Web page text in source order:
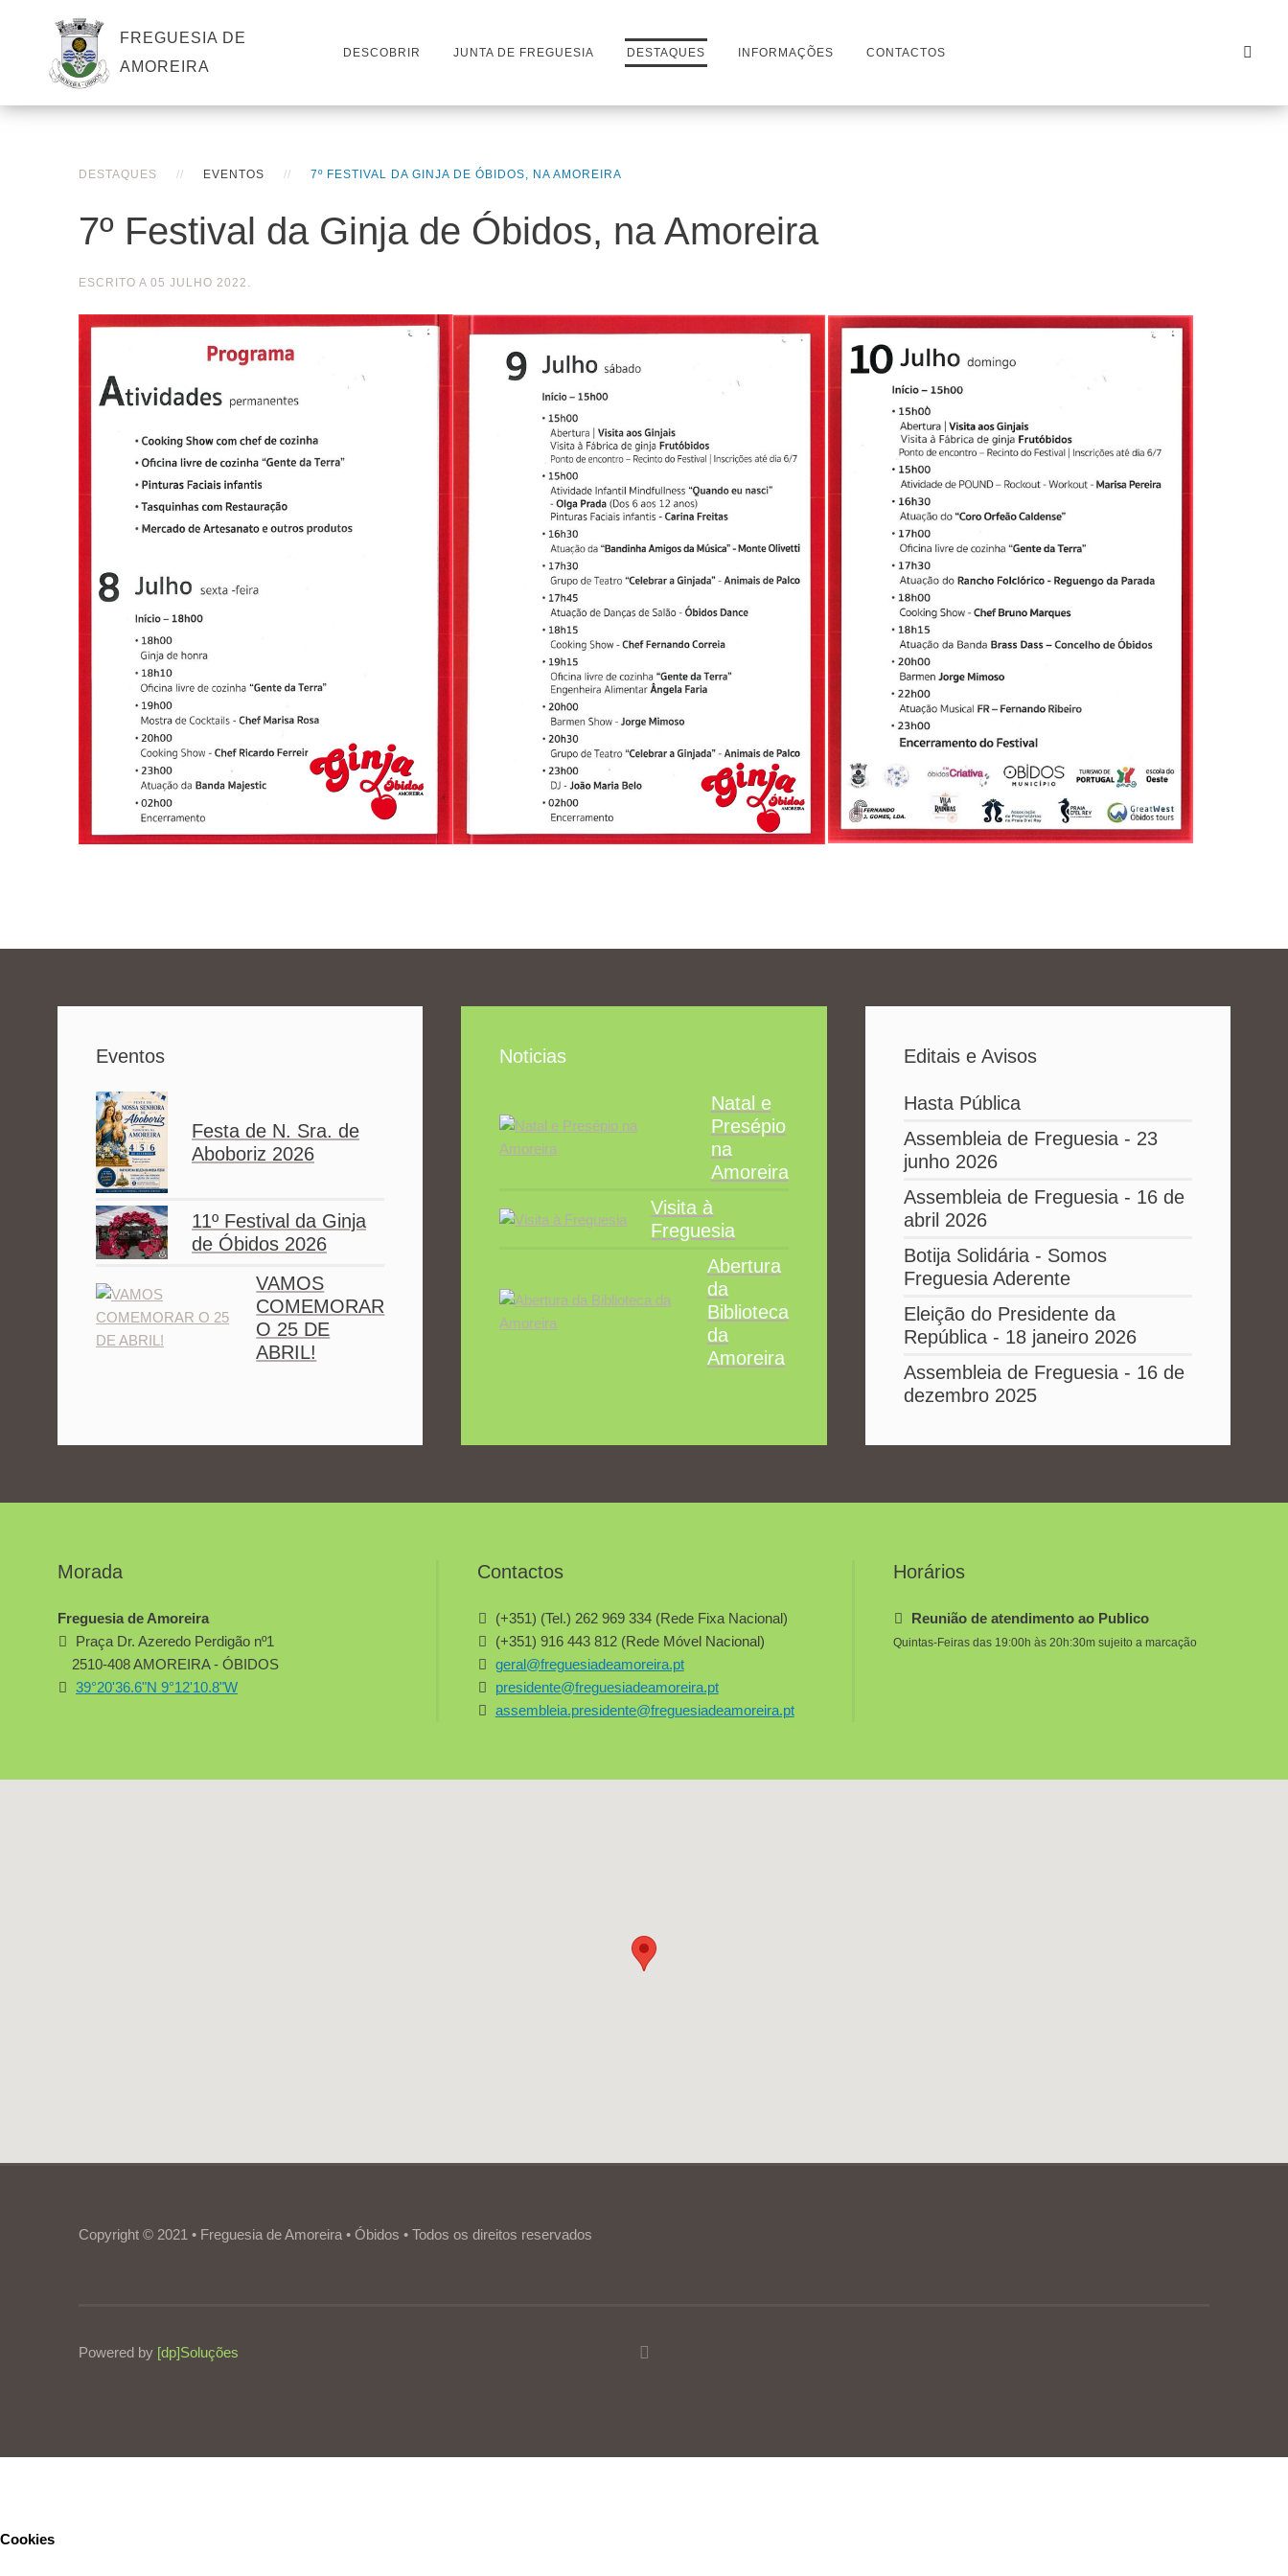
FREGUESIA DE
AMOREIRA
DESCOBRIR JUNTA DE FREGUESIA DESTAQUES INFORMAÇÕES CONTACTOS
DESTAQUES EVENTOS 7º FESTIVAL DA GINJA DE ÓBIDOS, NA AMOREIRA
7º Festival da Ginja de Óbidos, na Amoreira
ESCRITO A 05 JULHO 2022 .
Eventos
Festa de N. Sra. de
Aboboriz 2026
11º Festival da Ginja
de Óbidos 2026
VAMOS
COMEMORAR
O 25 DE
ABRIL!
Noticias
Natal e
Presépio
na
Amoreira
Visita à
Freguesia
Abertura
da
Biblioteca
da
Amoreira
Editais e Avisos
Hasta Pública
Assembleia de Freguesia - 23
junho 2026
Assembleia de Freguesia - 16 de
abril 2026
Botija Solidária - Somos
Freguesia Aderente
Eleição do Presidente da
República - 18 janeiro 2026
Assembleia de Freguesia - 16 de
dezembro 2025
Morada
Freguesia de Amoreira
Praça Dr. Azeredo Perdigão nº1
2510-408 AMOREIRA - ÓBIDOS
39°20'36.6"N 9°12'10.8"W
Contactos
(+351) (Tel.) 262 969 334 (Rede Fixa Nacional)
(+351) 916 443 812 (Rede Móvel Nacional)
geral@freguesiadeamoreira.pt
presidente@freguesiadeamoreira.pt
assembleia.presidente@freguesiadeamoreira.pt
Horários
Reunião de atendimento ao Publico
Quintas-Feiras das 19:00h às 20h:30m sujeito a marcação
Copyright © 2021 • Freguesia de Amoreira • Óbidos • Todos os direitos reservados
Powered by [dp]Soluções
Cookies